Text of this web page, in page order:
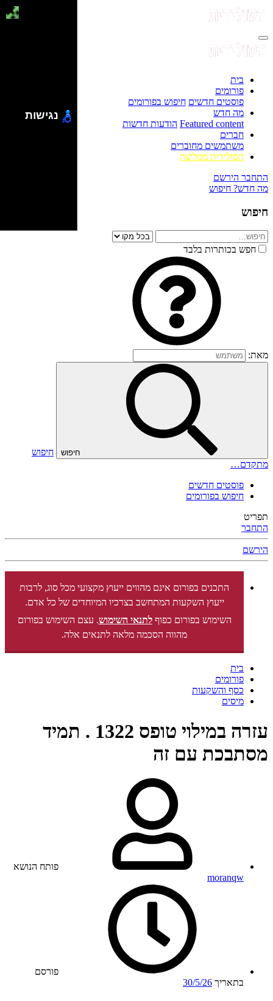
בית
פורומים
פוסטים חדשים חיפוש בפורומים
מה חדש
Featured content הודעות חדשות
חברים
משתמשים מחוברים
הסולידית ממליצה
התחבר הירשם
מה חדש? חיפוש
חיפוש
חפש בכותרות בלבד
מאת:
חיפוש
חיפוש
מתקדם…
פוסטים חדשים
חיפוש בפורומים
תפריט
התחבר
הירשם
התכנים בפורום אינם מהווים ייעוץ מקצועי מכל סוג, לרבות
ייעוץ השקעות המתחשב בצרכיו המיוחדים של כל אדם.
השימוש בפורום כפוףלתנאי השימוש. עצם השימוש בפורום
מהווה הסכמה מלאה לתנאים אלה.
בית
פורומים
כסף והשקעות
מיסים
עזרה במילוי טופס 1322 . תמיד
מסתבכת עם זה
פותח הנושא
moranqw
פורסם
בתאריך 30/5/26
נגישות